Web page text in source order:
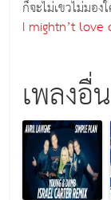
ก็จะไม่เขวไม่มอง
I mightn’t love
เพลง